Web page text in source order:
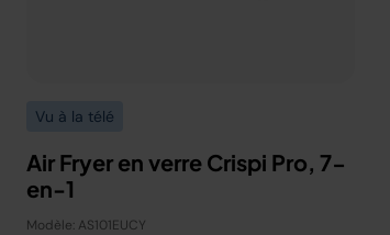
Vu à la télé
Air Fryer en verre Crispi Pro, 7-
en-1
Modèle: AS101EUCY